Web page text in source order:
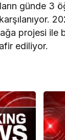
günde 3
projesi ile
ediliyor.